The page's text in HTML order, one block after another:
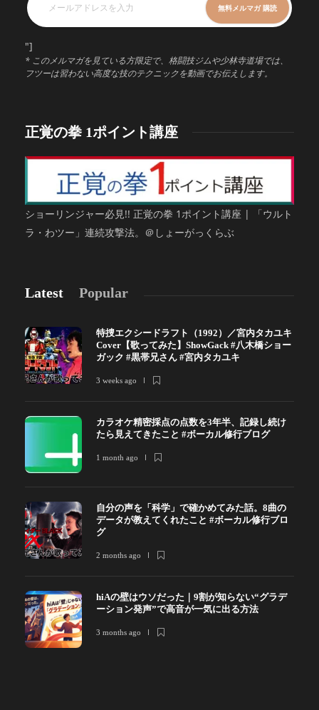
"]
* このメルマガを見ている方限定で、格闘技ジムや少林寺道場では、
フツーは習わない高度な技のテクニックを動画でお伝えします。
正覚の拳 1ポイント講座
ショーリンジャー必見!! 正覚の拳 1ポイント講座 | 「ウルト
ラ・わツー」連続攻撃法。＠しょーがっくらぶ
Latest Popular
特捜エクシードラフト（1992）／宮内タカユキ
Cover【歌ってみた】ShowGack #八木橋ショー
ガック #黒帯兄さん #宮内タカユキ
3 weeks ago
カラオケ精密採点の点数を3年半、記録し続け
たら見えてきたこと #ボーカル修行ブログ
1 month ago
自分の声を「科学」で確かめてみた話。8曲の
データが教えてくれたこと #ボーカル修行ブロ
グ
2 months ago
hiAの壁はウソだった｜9割が知らない“グラデ
ーション発声”で高音が一気に出る方法
3 months ago